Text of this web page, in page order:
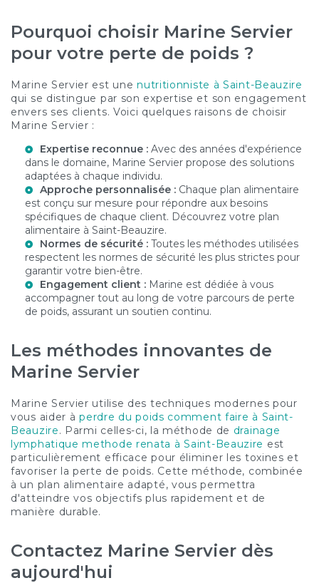
Pourquoi choisir Marine Servier
pour votre perte de poids ?
Marine Servier est unenutritionniste à Saint-Beauzire
qui se distingue par son expertise et son engagement
envers ses clients. Voici quelques raisons de choisir
Marine Servier :
Expertise reconnue : Avec des années d'expérience
dans le domaine, Marine Servier propose des solutions
adaptées à chaque individu.
Approche personnalisée : Chaque plan alimentaire
est conçu sur mesure pour répondre aux besoins
spécifiques de chaque client. Découvrez votre plan
alimentaire à Saint-Beauzire.
Normes de sécurité : Toutes les méthodes utilisées
respectent les normes de sécurité les plus strictes pour
garantir votre bien-être.
Engagement client : Marine est dédiée à vous
accompagner tout au long de votre parcours de perte
de poids, assurant un soutien continu.
Les méthodes innovantes de
Marine Servier
Marine Servier utilise des techniques modernes pour
vous aider àperdre du poids comment faire à Saint-
Beauzire. Parmi celles-ci, la méthode de drainage
lymphatique methode renata à Saint-Beauzire est
particulièrement efficace pour éliminer les toxines et
favoriser la perte de poids. Cette méthode, combinée
à un plan alimentaire adapté, vous permettra
d'atteindre vos objectifs plus rapidement et de
manière durable.
Contactez Marine Servier dès
aujourd'hui